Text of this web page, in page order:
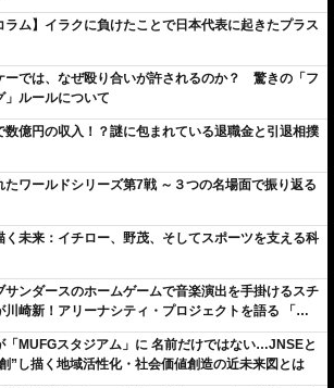
ラム】イラクに負けたことで日本代表に起きたプラス
ーでは、なぜ殴り合いが許されるのか？ 驚きの「フ
」ルールについて
数億円の収入！？謎に包まれている退職金と引退相撲
たワールドシリーズ第7戦 ～３つの名場面で振り返る
く未来：イチロー、野茂、そしてスポーツを支える科
サンダースのホームゲームで音楽演出を手掛けるスチ
川崎新！アリーナシティ・プロジェクトを語る 「楽
いでしょ。川崎は、ずっと成長曲線だから」
「MUFGスタジアム」に 名前だけではない…JNSEと
”し描く地域活性化・社会価値創造の近未来図とは